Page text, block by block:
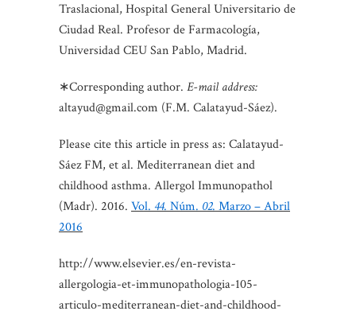
Traslacional, Hospital General Universitario de
Ciudad Real. Profesor de Farmacología,
Universidad CEU San Pablo, Madrid.
∗Corresponding author. E-mail address:
altayud@gmail.com (F.M. Calatayud-Sáez).
Please cite this article in press as: Calatayud-
Sáez FM, et al. Mediterranean diet and
childhood asthma. Allergol Immunopathol
(Madr). 2016. Vol. 44. Núm. 02. Marzo – Abril
2016
http://www.elsevier.es/en-revista-
allergologia-et-immunopathologia-105-
articulo-mediterranean-diet-and-childhood-